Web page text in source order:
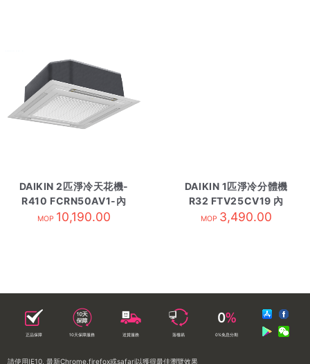
DAIKIN 2匹淨冷天花機-
R410 FCRN50AV1-內
有線控
MOP 10,190.00
DAIKIN 1匹淨冷分體機
R32 FTV25CV19 內
MOP 3,490.00
正品保障 10天保障服務 送貨服務 落樓易 0%免息分期
請使用IE10, 最新Chrome,firefox或safari以獲得最佳瀏覽效果